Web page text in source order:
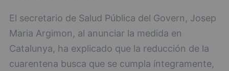
El secretario de Salud Pública del Govern, Josep
Maria Argimon, al anunciar la medida en
Catalunya, ha explicado que la reducción de la
cuarentena busca que se cumpla íntegramente,